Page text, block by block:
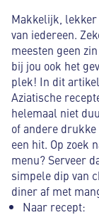
Makkelijk, lekker
van iedereen.
meesten geen
bij jou ook het
plek! In dit
Aziatische
helemaal niet
of andere
een hit. Op zoek
menu? Serveer
simpele dip van
diner af met
Naar recept: